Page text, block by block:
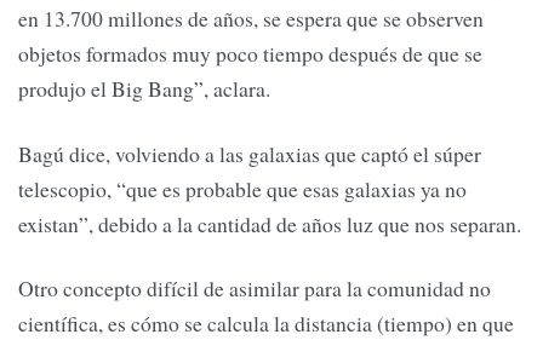
en 13.700 millones de años, se espera que se observen
objetos formados muy poco tiempo después de que se
produjo el Big Bang”, aclara.
Bagú dice, volviendo a las galaxias que captó el súper
telescopio, “que es probable que esas galaxias ya no
existan”, debido a la cantidad de años luz que nos separan.
Otro concepto difícil de asimilar para la comunidad no
científica, es cómo se calcula la distancia (tiempo) en que